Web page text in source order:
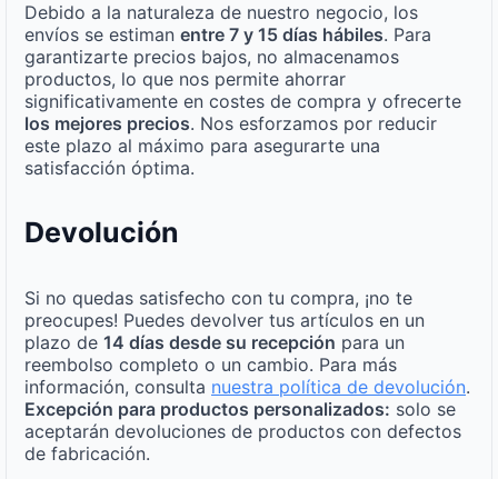
Debido a la naturaleza de nuestro negocio, los
envíos se estiman entre 7 y 15 días hábiles. Para
garantizarte precios bajos, no almacenamos
productos, lo que nos permite ahorrar
significativamente en costes de compra y ofrecerte
los mejores precios. Nos esforzamos por reducir
este plazo al máximo para asegurarte una
satisfacción óptima.
Devolución
Si no quedas satisfecho con tu compra, ¡no te
preocupes! Puedes devolver tus artículos en un
plazo de 14 días desde su recepción para un
reembolso completo o un cambio. Para más
información, consulta nuestra política de devolución.
Excepción para productos personalizados: solo se
aceptarán devoluciones de productos con defectos
de fabricación.